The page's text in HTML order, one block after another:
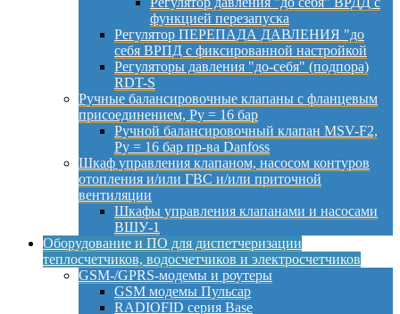
функцией перезапуска
Регулятор ПЕРЕПАДА ДАВЛЕНИЯ "до
себя ВРПД с фиксированной настройкой
Регуляторы давления "до-себя" (подпора)
RDT-S
Ручные балансировочные клапаны с фланцевым
присоединением, Py = 16 бар
Ручной балансировочный клапан MSV-F2,
Py = 16 бар пр-ва Danfoss
Шкаф управления клапаном, насосом контуров
отопления и/или ГВС и/или приточной
вентиляции
Шкафы управления клапанами и насосами
ВШУ-1
Оборудование и ПО для диспетчеризации
теплосчетчиков, водосчетчиков и электросчетчиков
GSM-/GPRS-модемы и роутеры
GSM модемы Пульсар
RADIOFID серия Base